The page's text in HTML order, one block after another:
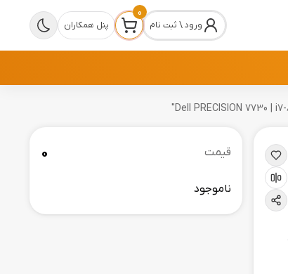
ورود \ ثبت نام
0
پنل همکاران
قیمت 0
ناموجود